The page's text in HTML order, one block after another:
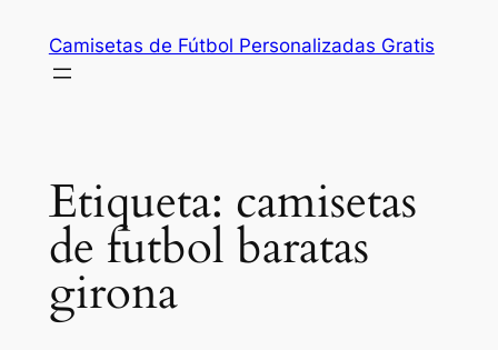
contenido
Camisetas de Fútbol Personalizadas Gratis
Etiqueta: camisetas
de futbol baratas
girona